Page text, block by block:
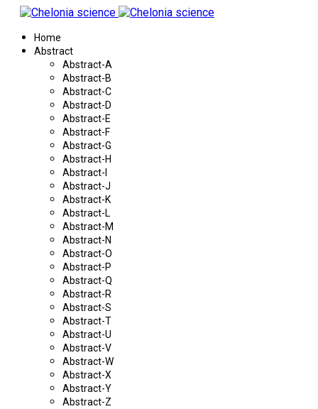
Home
Abstract
Abstract-A
Abstract-B
Abstract-C
Abstract-D
Abstract-E
Abstract-F
Abstract-G
Abstract-H
Abstract-I
Abstract-J
Abstract-K
Abstract-L
Abstract-M
Abstract-N
Abstract-O
Abstract-P
Abstract-Q
Abstract-R
Abstract-S
Abstract-T
Abstract-U
Abstract-V
Abstract-W
Abstract-X
Abstract-Y
Abstract-Z